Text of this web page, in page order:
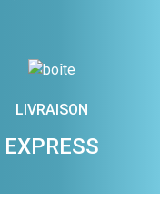
LIVRAISON
EXPRESS